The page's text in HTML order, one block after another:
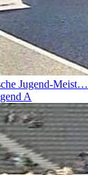
Jugend-Meist…
A